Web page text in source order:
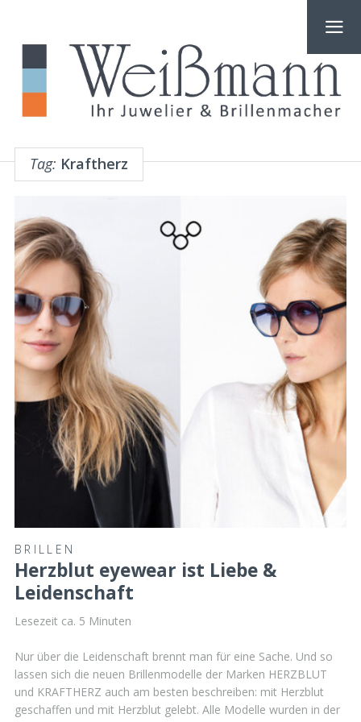
Tag: Kraftherz
BRILLEN
Herzblut eyewear ist Liebe &
Leidenschaft
Lesezeit ca. 5 Minuten
Nur über die Leidenschaft brennt man für eine Sache. Und so
lassen sich die neuen Brillenmodelle der Marken HERZBLUT
und KRAFTHERZ auch am besten beschreiben: mit Herzblut
geschaffen und mit Herzblut gelebt. Alle Modelle wurden in der